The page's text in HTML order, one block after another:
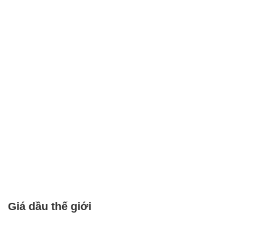
Giá dầu thế giới